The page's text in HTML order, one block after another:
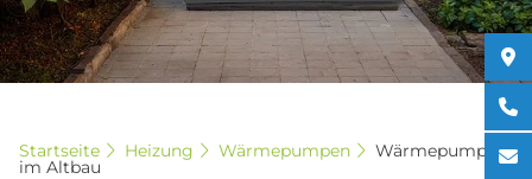
Startseite Heizung Wärmepumpen Wärmepumpe
im Altbau